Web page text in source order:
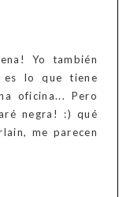
Yo también
es lo que tiene
oficina... Pero
negra! :) qué
me parecen